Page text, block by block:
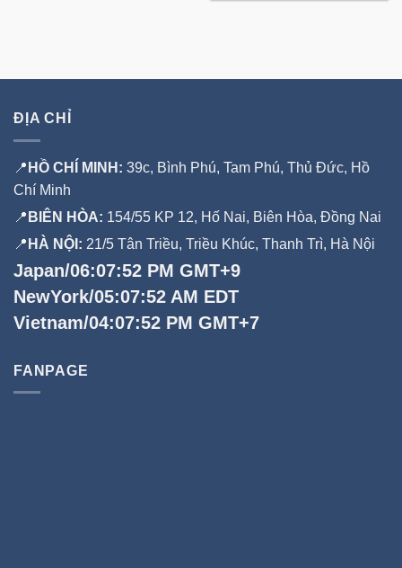
ĐỊA CHỈ
📍 HỒ CHÍ MINH: 39c, Bình Phú, Tam Phú, Thủ Đức, Hồ
Chí Minh
📍 BIÊN HÒA: 154/55 KP 12, Hố Nai, Biên Hòa, Đồng Nai
📍 HÀ NỘI: 21/5 Tân Triều, Triều Khúc, Thanh Trì, Hà Nội
Japan/06:07:53 PM GMT+9
NewYork/05:07:53 AM EDT
Vietnam/04:07:53 PM GMT+7
FANPAGE